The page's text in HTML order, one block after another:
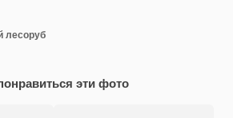
лесоруб
эти фото